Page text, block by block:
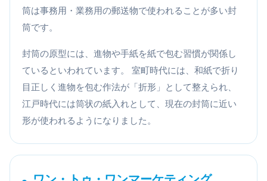
筒は事務用・業務用の郵送物で使われることが多い封
筒です。
封筒の原型には、進物や手紙を紙で包む習慣が関係し
ているといわれています。 室町時代には、和紙で折り
目正しく進物を包む作法が「折形」として整えられ、
江戸時代には筒状の紙入れとして、現在の封筒に近い
形が使われるようになりました。